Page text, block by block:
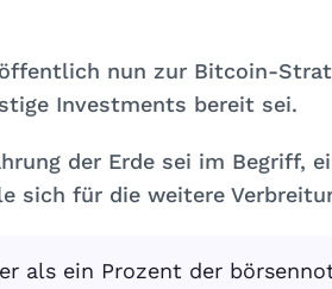
nun zur Bitcoin-
Investments bereit sei.
der Erde sei im Begriff,
sich für die weitere
als ein Prozent der